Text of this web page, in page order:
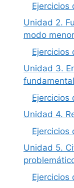
Ejercicios
Unidad 2.
modo
Ejercicios
Unidad 3.
fundamental
Ejercicios
Unidad 4.
Ejercicios
Unidad 5.
Ejercicios